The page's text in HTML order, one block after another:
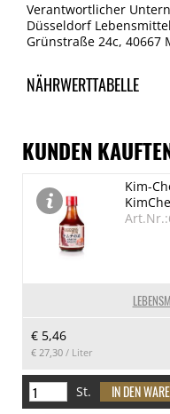
Verantwortlicher
Düsseldorf
Grünstraße 24c, 40667
NÄHRWERTTABELLE
je 100ml
Brennwert
725 kJ/173 kcal
Fett
42 g
41.2 g
KUNDEN
Kim-
€ 5,46
€ 27,30 / Liter
St.